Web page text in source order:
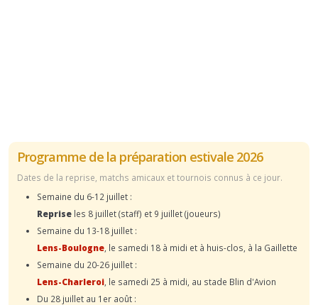
Programme de la préparation estivale 2026
Dates de la reprise, matchs amicaux et tournois connus à ce jour.
Semaine du 6-12 juillet :
Reprise les 8 juillet (staff) et 9 juillet (joueurs)
Semaine du 13-18 juillet :
Lens-Boulogne , le samedi 18 à midi et à huis-clos, à la Gaillette
Semaine du 20-26 juillet :
Lens-Charleroi , le samedi 25 à midi, au stade Blin d'Avion
Du 28 juillet au 1er août :